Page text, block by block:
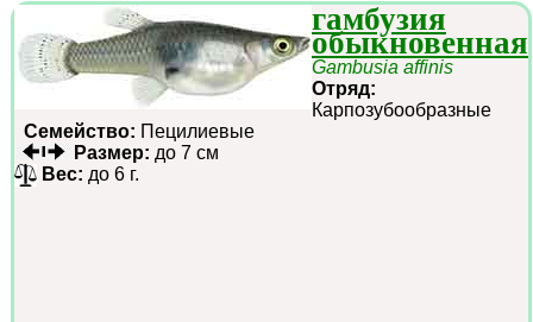
гамбузия
обыкновенная
Gambusia affinis
Отряд:
Карпозубообразные
Семейство: Пецилиевые
Размер: до 7 см
Вес: до 6 г.